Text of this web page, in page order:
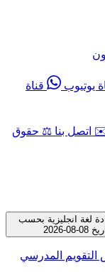
يوتيوب
قناة
اتصل بنا ⚖️ حقوق
لغة انجليزية بحسب
التقويم المدرسي